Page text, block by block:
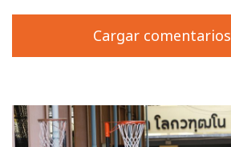
Cargar comentarios